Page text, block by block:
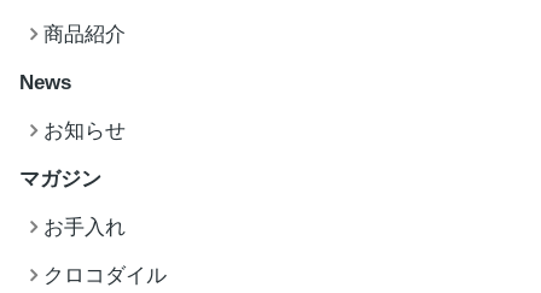
商品紹介
News
お知らせ
マガジン
お手入れ
クロコダイル